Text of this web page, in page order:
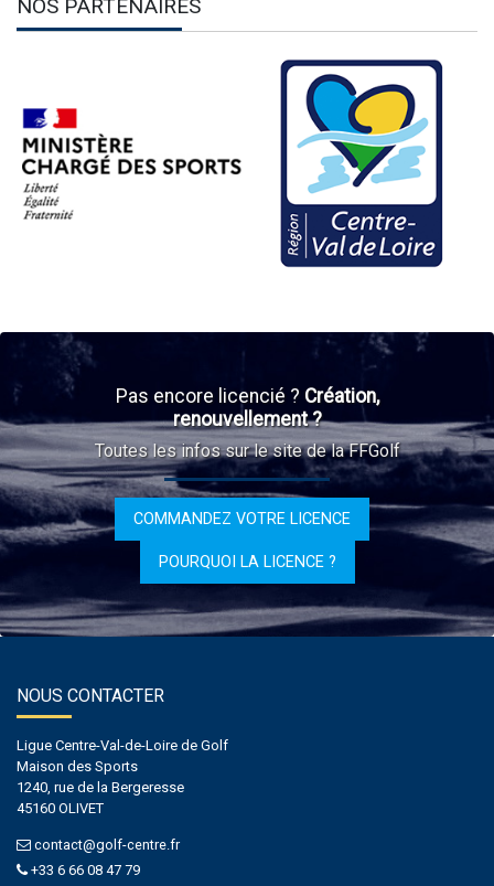
NOS PARTENAIRES
Pas encore licencié ? Création,
renouvellement ?
Toutes les infos sur le site de la FFGolf
COMMANDEZ VOTRE LICENCE
POURQUOI LA LICENCE ?
NOUS CONTACTER
Ligue Centre-Val-de-Loire de Golf
Maison des Sports
1240, rue de la Bergeresse
45160 OLIVET
contact@golf-centre.fr
+33 6 66 08 47 79